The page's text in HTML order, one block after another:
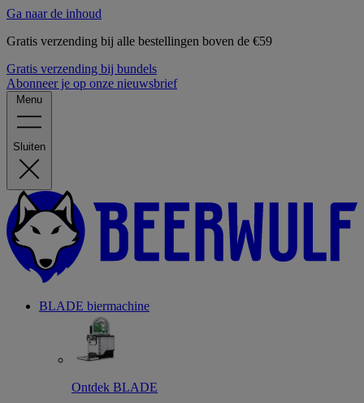
Ga naar de inhoud
Gratis verzending bij alle bestellingen boven de €59
Gratis verzending bij bundels
Abonneer je op onze nieuwsbrief
Menu
Sluiten
BLADE biermachine
Ontdek BLADE